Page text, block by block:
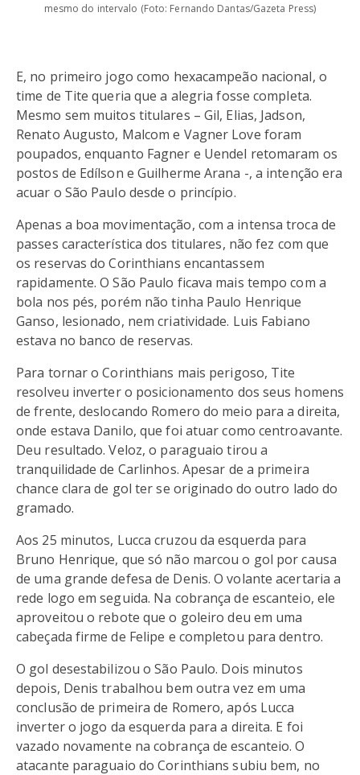
mesmo do intervalo (Foto: Fernando Dantas/Gazeta Press)
E, no primeiro jogo como hexacampeão nacional, o
time de Tite queria que a alegria fosse completa.
Mesmo sem muitos titulares – Gil, Elias, Jadson,
Renato Augusto, Malcom e Vagner Love foram
poupados, enquanto Fagner e Uendel retomaram os
postos de Edílson e Guilherme Arana -, a intenção era
acuar o São Paulo desde o princípio.
Apenas a boa movimentação, com a intensa troca de
passes característica dos titulares, não fez com que
os reservas do Corinthians encantassem
rapidamente. O São Paulo ficava mais tempo com a
bola nos pés, porém não tinha Paulo Henrique
Ganso, lesionado, nem criatividade. Luis Fabiano
estava no banco de reservas.
Para tornar o Corinthians mais perigoso, Tite
resolveu inverter o posicionamento dos seus homens
de frente, deslocando Romero do meio para a direita,
onde estava Danilo, que foi atuar como centroavante.
Deu resultado. Veloz, o paraguaio tirou a
tranquilidade de Carlinhos. Apesar de a primeira
chance clara de gol ter se originado do outro lado do
gramado.
Aos 25 minutos, Lucca cruzou da esquerda para
Bruno Henrique, que só não marcou o gol por causa
de uma grande defesa de Denis. O volante acertaria a
rede logo em seguida. Na cobrança de escanteio, ele
aproveitou o rebote que o goleiro deu em uma
cabeçada firme de Felipe e completou para dentro.
O gol desestabilizou o São Paulo. Dois minutos
depois, Denis trabalhou bem outra vez em uma
conclusão de primeira de Romero, após Lucca
inverter o jogo da esquerda para a direita. E foi
vazado novamente na cobrança de escanteio. O
atacante paraguaio do Corinthians subiu bem, no